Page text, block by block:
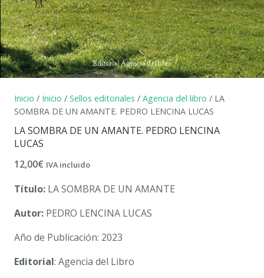
Inicio / Inicio / Sellos editoriales / Agencia del libro / LA
SOMBRA DE UN AMANTE. PEDRO LENCINA LUCAS
LA SOMBRA DE UN AMANTE. PEDRO LENCINA
LUCAS
12,00€ IVA incluido
Título: LA SOMBRA DE UN AMANTE
Autor: PEDRO LENCINA LUCAS
Año de Publicación: 2023
Editorial: Agencia del Libro